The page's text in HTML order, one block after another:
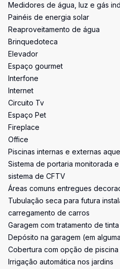
Medidores de água, luz e gás
Painéis de energia solar
Reaproveitamento de água
Brinquedoteca
Elevador
Espaço gourmet
Interfone
Internet
Circuito Tv
Espaço Pet
Fireplace
Office
Piscinas internas e externas
Sistema de portaria monitorada
sistema de CFTV
Áreas comuns entregues
Tubulação seca para futura
carregamento de carros
Garagem com tratamento de
Depósito na garagem (em
Cobertura com opção de
Irrigação automática nos jardins